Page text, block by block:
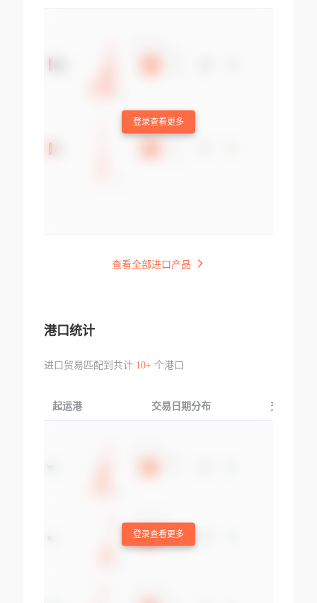
登录查看更多
查看全部进口产品
港口统计
进口贸易匹配到共计 10+个港口
起运港 交易日期分布 交易产品
登录查看更多